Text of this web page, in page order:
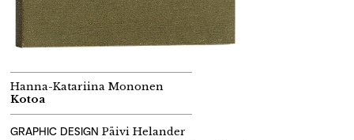
Hanna-Katariina Mononen
Kotoa
GRAPHIC DESIGN Päivi Helander